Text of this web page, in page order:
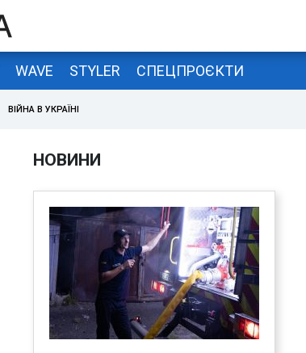
WAVE STYLER СПЕЦПРОЄКТИ
ВІЙНА В УКРАЇНІ
НОВИНИ